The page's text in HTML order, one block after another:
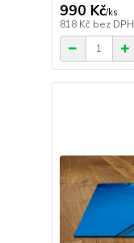
990 Kč/ks
818 Kč bez DPH